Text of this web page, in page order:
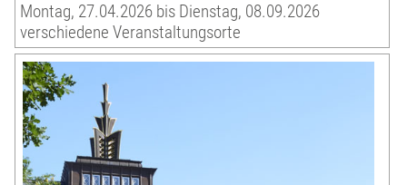
Montag, 27.04.2026 bis Dienstag, 08.09.2026
verschiedene Veranstaltungsorte